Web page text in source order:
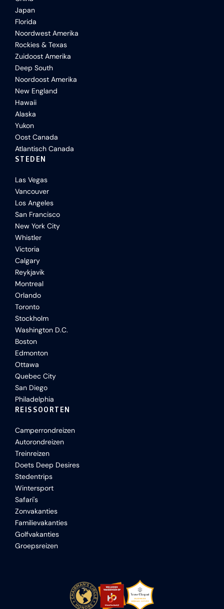
Japan
Florida
Noordwest Amerika
Rockies & Texas
Zuidoost Amerika
Deep South
Noordoost Amerika
New England
Hawaii
Alaska
Yukon
Oost Canada
Atlantisch Canada
STEDEN
Las Vegas
Vancouver
Los Angeles
San Francisco
New York City
Whistler
Victoria
Calgary
Reykjavik
Montreal
Orlando
Toronto
Stockholm
Washington D.C.
Boston
Edmonton
Ottawa
Quebec City
San Diego
Philadelphia
REISSOORTEN
Camperrondreizen
Autorondreizen
Treinreizen
Doets Deep Desires
Stedentrips
Wintersport
Safari's
Zonvakanties
Familievakanties
Golfvakanties
Groepsreizen